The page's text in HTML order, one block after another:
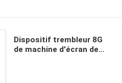
Dispositif trembleur 8G
de machine d'écran de